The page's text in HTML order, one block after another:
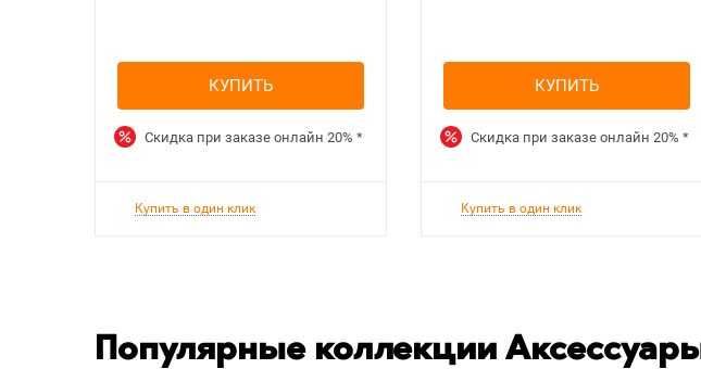
КУПИТЬ
Скидка при заказе онлайн 20% *
Купить в один клик
КУПИТЬ
Скидка при заказе онлайн 20% *
Купить в один клик
Популярные коллекции